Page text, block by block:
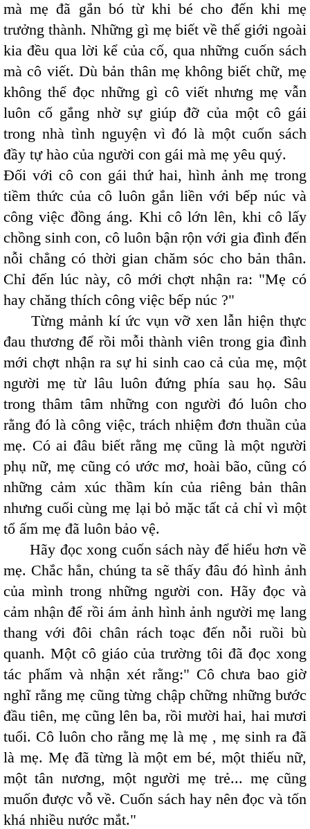
mà mẹ đã gắn bó từ khi bé cho đến khi mẹ
trưởng thành. Những gì mẹ biết về thế giới ngoài
kia đều qua lời kể của cố, qua những cuốn sách
mà cô viết. Dù bản thân mẹ không biết chữ, mẹ
không thể đọc những gì cô viết nhưng mẹ vẫn
luôn cố gắng nhờ sự giúp đỡ của một cô gái
trong nhà tình nguyện vì đó là một cuốn sách
đầy tự hào của người con gái mà mẹ yêu quý.
Đối với cô con gái thứ hai, hình ảnh mẹ trong
tiềm thức của cô luôn gắn liền với bếp núc và
công việc đồng áng. Khi cô lớn lên, khi cô lấy
chồng sinh con, cô luôn bận rộn với gia đình đến
nỗi chẳng có thời gian chăm sóc cho bản thân.
Chỉ đến lúc này, cô mới chợt nhận ra: "Mẹ có
hay chăng thích công việc bếp núc ?"
Từng mảnh kí ức vụn vỡ xen lẫn hiện thực
đau thương để rồi mỗi thành viên trong gia đình
mới chợt nhận ra sự hi sinh cao cả của mẹ, một
người mẹ từ lâu luôn đứng phía sau họ. Sâu
trong thâm tâm những con người đó luôn cho
rằng đó là công việc, trách nhiệm đơn thuần của
mẹ. Có ai đâu biết rằng mẹ cũng là một người
phụ nữ, mẹ cũng có ước mơ, hoài bão, cũng có
những cảm xúc thầm kín của riêng bản thân
nhưng cuối cùng mẹ lại bỏ mặc tất cả chỉ vì một
tổ ấm mẹ đã luôn bảo vệ.
Hãy đọc xong cuốn sách này để hiểu hơn về
mẹ. Chắc hẳn, chúng ta sẽ thấy đâu đó hình ảnh
của mình trong những người con. Hãy đọc và
cảm nhận để rồi ám ảnh hình ảnh người mẹ lang
thang với đôi chân rách toạc đến nỗi ruồi bù
quanh. Một cô giáo của trường tôi đã đọc xong
tác phẩm và nhận xét rằng:" Cô chưa bao giờ
nghĩ rằng mẹ cũng từng chập chững những bước
đầu tiên, mẹ cũng lên ba, rồi mười hai, hai mươi
tuổi. Cô luôn cho rằng mẹ là mẹ , mẹ sinh ra đã
là mẹ. Mẹ đã từng là một em bé, một thiếu nữ,
một tân nương, một người mẹ trẻ... mẹ cũng
muốn được vỗ về. Cuốn sách hay nên đọc và tốn
khá nhiều nước mắt."